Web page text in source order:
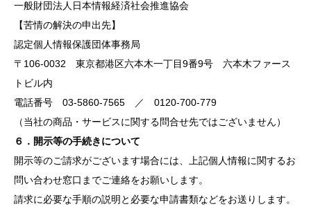
一般財団法人日本情報経済社会推進協会
【苦情の解決の申出先】
認定個人情報保護団体事務局
〒106-0032 東京都港区六本木一丁目9番9号 六本木ファース
トビル内
電話番号 03-5860-7565 ／ 0120-700-779
（当社の商品・サービスに関する問合せ先ではございません）
６．開示等の手続きについて
開示等のご請求がございます場合には、上記個人情報に関するお
問い合わせ窓口までご連絡をお願いします。
請求に必要な手順の説明と必要な申請書類などをお送りします。